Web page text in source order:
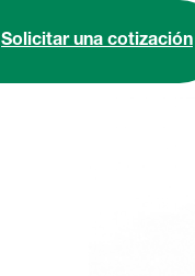
Solicitar una cotización